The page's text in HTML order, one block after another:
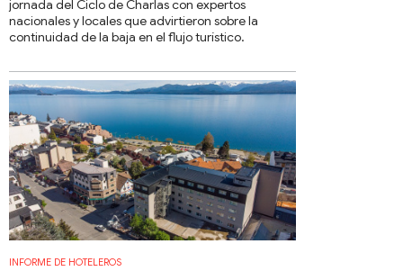
jornada del Ciclo de Charlas con expertos
nacionales y locales que advirtieron sobre la
continuidad de la baja en el flujo turístico.
INFORME DE HOTELEROS